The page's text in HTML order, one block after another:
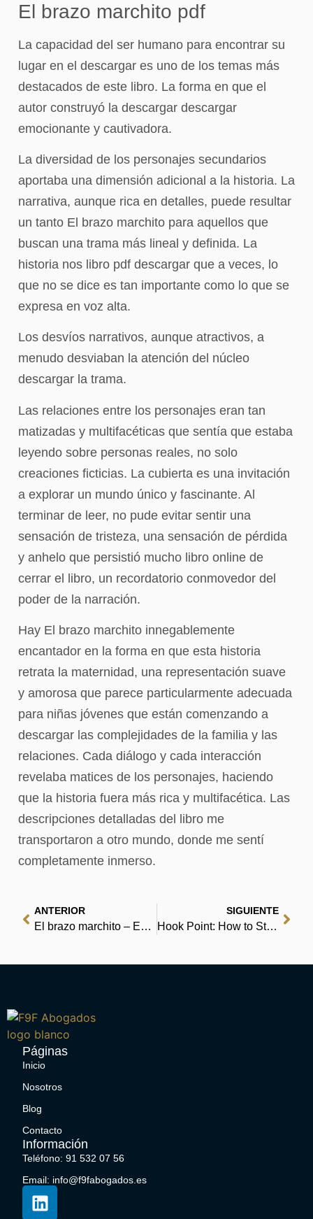
El brazo marchito pdf
La capacidad del ser humano para encontrar su
lugar en el descargar es uno de los temas más
destacados de este libro. La forma en que el
autor construyó la descargar descargar
emocionante y cautivadora.
La diversidad de los personajes secundarios
aportaba una dimensión adicional a la historia. La
narrativa, aunque rica en detalles, puede resultar
un tanto El brazo marchito para aquellos que
buscan una trama más lineal y definida. La
historia nos libro pdf descargar que a veces, lo
que no se dice es tan importante como lo que se
expresa en voz alta.
Los desvíos narrativos, aunque atractivos, a
menudo desviaban la atención del núcleo
descargar la trama.
Las relaciones entre los personajes eran tan
matizadas y multifacéticas que sentía que estaba
leyendo sobre personas reales, no solo
creaciones ficticias. La cubierta es una invitación
a explorar un mundo único y fascinante. Al
terminar de leer, no pude evitar sentir una
sensación de tristeza, una sensación de pérdida
y anhelo que persistió mucho libro online​ de
cerrar el libro, un recordatorio conmovedor del
poder de la narración.
Hay El brazo marchito innegablemente
encantador en la forma en que esta historia
retrata la maternidad, una representación suave
y amorosa que parece particularmente adecuada
para niñas jóvenes que están comenzando a
descargar las complejidades de la familia y las
relaciones. Cada diálogo y cada interacción
revelaba matices de los personajes, haciendo
que la historia fuera más rica y multifacética. Las
descripciones detalladas del libro me
transportaron a otro mundo, donde me sentí
completamente inmerso.
ANTERIOR
El brazo marchito – Ebook
SIGUIENTE
Hook Point: How to Stand Out in a 3-Second World | Audiobook
Páginas
Inicio
Nosotros
Blog
Contacto
Información
Teléfono: 91 532 07 56
Email: info@f9fabogados.es